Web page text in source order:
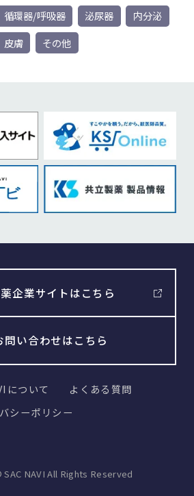
循環器/呼吸器 泌尿器
内分泌
皮膚 その他
企業サイトはこちら
問い合わせはこちら
について
よくある質問
シーポリシー
NAVI All Rights Reserved